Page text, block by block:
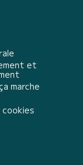
et
marche
cookies